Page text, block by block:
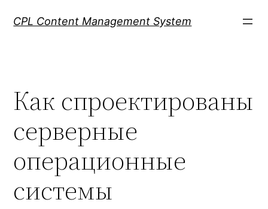
CPL Content Management System
Как спроектированы
серверные
операционные
системы